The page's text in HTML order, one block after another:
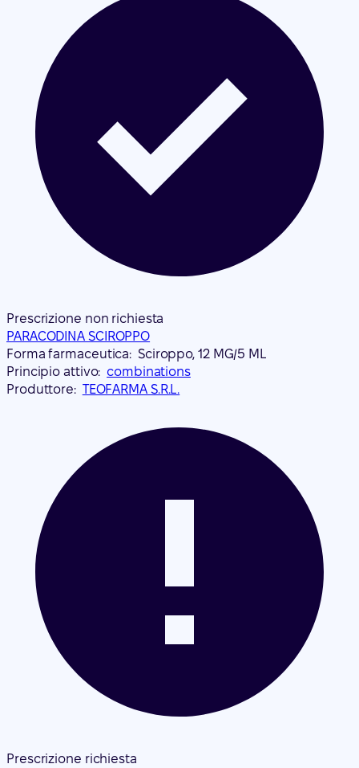
Prescrizione non richiesta
PARACODINA SCIROPPO
Forma farmaceutica: Sciroppo, 12 MG/5 ML
Principio attivo: combinations
Produttore: TEOFARMA S.R.L.
Prescrizione richiesta